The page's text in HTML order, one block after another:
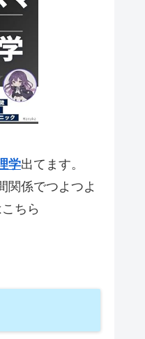
学出てます。
関係でつよつよ
ちら